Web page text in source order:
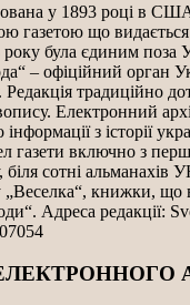
у 1893 році в
газетою що
року була єдиним
– офіційний орган
традиційно
Електронний
з історії
газети включно з
біля сотні альманахів
„Веселка“, книжки, що
Адреса редакції: